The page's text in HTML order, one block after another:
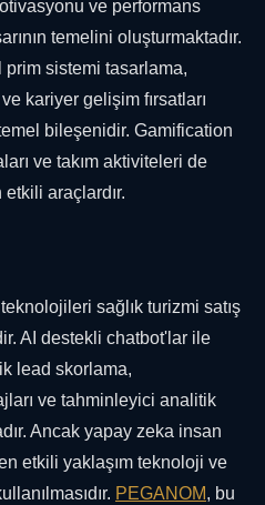
ve performans
temelini oluşturmaktadır.
sistemi tasarlama,
kariyer gelişim fırsatları
bileşenidir. Gamification
ve takım aktiviteleri de
araçlardır.
sağlık turizmi satış
AI destekli chatbot'lar ile
lead skorlama,
ve tahminleyici analitik
Ancak yapay zeka insan
etkili yaklaşım teknoloji ve
PEGANOM, bu